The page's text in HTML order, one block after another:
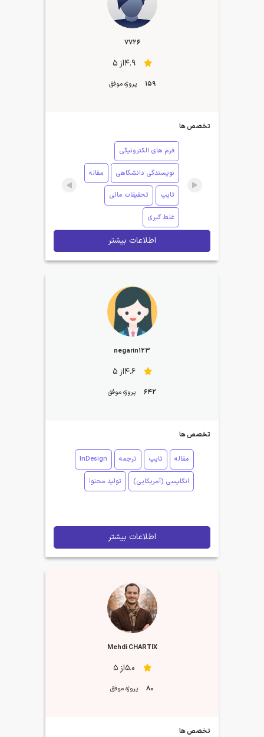
7726
4.9از 5
159 پروژه موفق
تخصص ها
فرم های الکترونیکی
نویسندگی دانشگاهی مقاله
تایپ تحقیقات مالی
غلط گیری
اطلاعات بیشتر
negarin123
4.6از 5
642 پروژه موفق
تخصص ها
مقاله تایپ ترجمه InDesign
انگلیسی (آمریکایی) تولید محتوا
اطلاعات بیشتر
Mehdi CHARTIX
5.0از 5
80 پروژه موفق
تخصص ها